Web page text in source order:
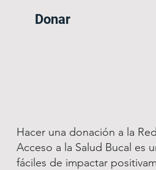
Donar
Hacer una donación a la
Acceso a la Salud Bucal es
fáciles de impactar